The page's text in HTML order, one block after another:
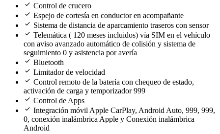
check Control de crucero
check Espejo de cortesía en conductor en acompañante
check Sistema de distancia de aparcamiento traseros con sensor
check Telemática ( 120 meses incluidos) vía SIM en el vehículo
con aviso avanzado automático de colisión y sistema de
seguimiento 0 y asistencia por avería
check Bluetooth
check Limitador de velocidad
check Control remoto de la batería con chequeo de estado,
activación de carga y temporizador 999
check Control de Apps
check Integración móvil Apple CarPlay, Android Auto, 999, 999,
0, conexión inalámbrica Apple y Conexión inalámbrica
Android